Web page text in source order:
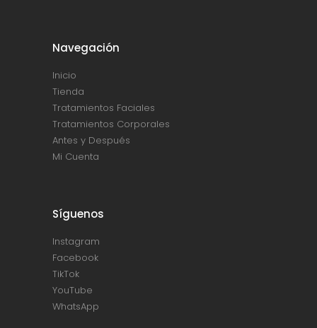
Navegación
Inicio
Tienda
Tratamientos Faciales
Tratamientos Corporales
Antes y Después
Mi Cuenta
Síguenos
Instagram
Facebook
TikTok
YouTube
WhatsApp